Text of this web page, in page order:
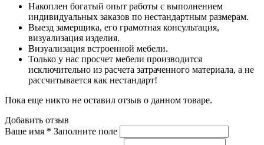
Накоплен богатый опыт работы с выполнением
индивидуальных заказов по нестандартным размерам.
Выезд замерщика, его грамотная консультация,
визуализация изделия.
Визуализация встроенной мебели.
Только у нас просчет мебели производится
исключительно из расчета затраченного материала, а не
рассчитывается как нестандарт!
Пока еще никто не оставил отзыв о данном товаре.
Добавить отзыв
Ваше имя * Заполните поле